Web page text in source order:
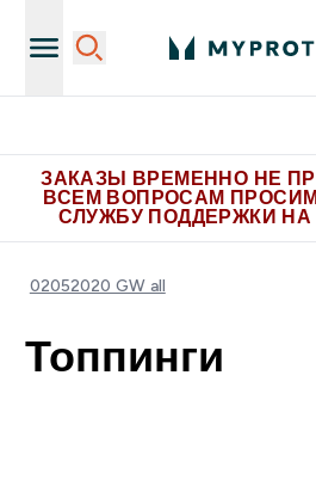
ЗАКАЗЫ ВРЕМЕННО НЕ
ВСЕМ ВОПРОСАМ
СЛУЖБУ ПОДДЕРЖКИ
02052020 GW all
Топпинги